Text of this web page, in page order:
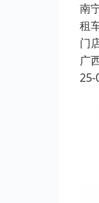
南
租
门
广
25-